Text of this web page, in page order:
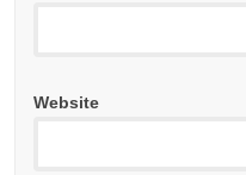
Website